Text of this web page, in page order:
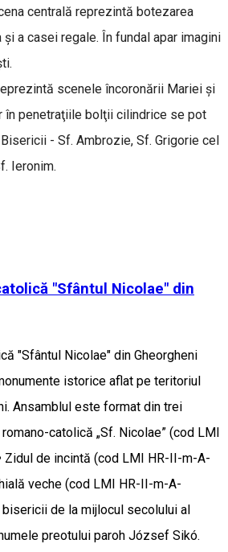
centrală reprezintă botezarea
a casei regale. În fundal apar imagini
scenele încoronării Mariei şi
în penetraţiile bolţii cilindrice se pot
- Sf. Ambrozie, Sf. Grigorie cel
Ieronim.
"Sfântul Nicolae" din
"Sfântul Nicolae" din Gheorgheni
istorice aflat pe teritoriul
Ansamblul este format din trei
catolică „Sf. Nicolae” (cod LMI
Zidul de incintă (cod LMI HR-II-m-A-
veche (cod LMI HR-II-m-A-
de la mijlocul secolului al
preotului paroh József Sikó.